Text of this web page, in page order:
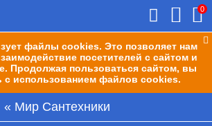
файлы cookies. Это позволяет нам
посетителей с сайтом и
Продолжая пользоваться сайтом, вы
с использованием файлов cookies.
0
Мир Сантехники